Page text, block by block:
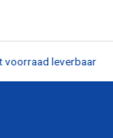
leverbaar